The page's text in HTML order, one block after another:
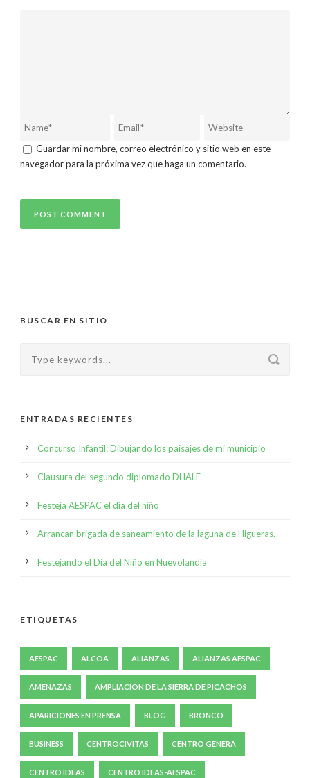
Guardar mi nombre, correo electrónico y sitio web en este
navegador para la próxima vez que haga un comentario.
BUSCAR EN SITIO
ENTRADAS RECIENTES
Concurso Infantil: Dibujando los paisajes de mi municipio
Clausura del segundo diplomado DHALE
Festeja AESPAC el dia del niño
Arrancan brigada de saneamiento de la laguna de Higueras.
Festejando el Día del Niño en Nuevolandia
ETIQUETAS
AESPAC ALCOA ALIANZAS ALIANZAS AESPAC
AMENAZAS AMPLIACION DE LA SIERRA DE PICACHOS
APARICIONES EN PRENSA BLOG BRONCO
BUSINESS CENTROCIVITAS CENTRO GENERA
CENTRO IDEAS CENTRO IDEAS-AESPAC